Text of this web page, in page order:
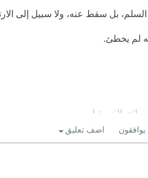
بل سقط عنه، ولا سبيل إلى
لم يخطئ.
بالنسبة لي
يوافقون اضف تعليق